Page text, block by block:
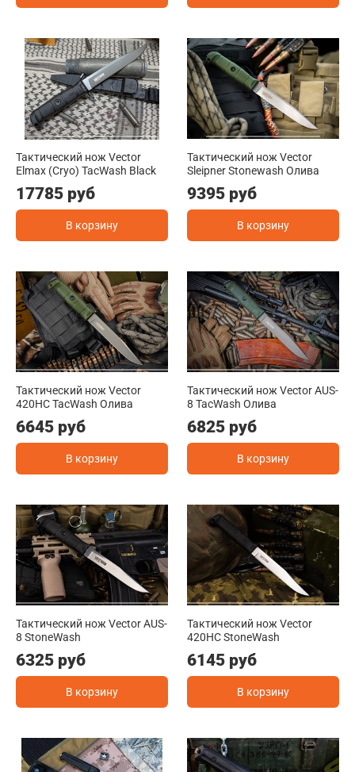
Тактический нож Vector
Elmax (Cryo) TacWash Black
17785 руб
В корзину
Тактический нож Vector
Sleipner Stonewash Олива
9395 руб
В корзину
Тактический нож Vector
420HC TacWash Олива
6645 руб
В корзину
Тактический нож Vector AUS-
8 TacWash Олива
6825 руб
В корзину
Тактический нож Vector AUS-
8 StoneWash
6325 руб
В корзину
Тактический нож Vector
420HC StoneWash
6145 руб
В корзину